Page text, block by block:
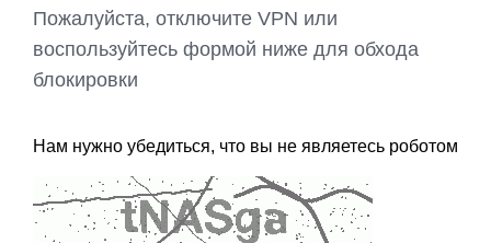
Пожалуйста, отключите VPN или
воспользуйтесь формой ниже для обхода
блокировки
Нам нужно убедиться, что вы не являетесь роботом